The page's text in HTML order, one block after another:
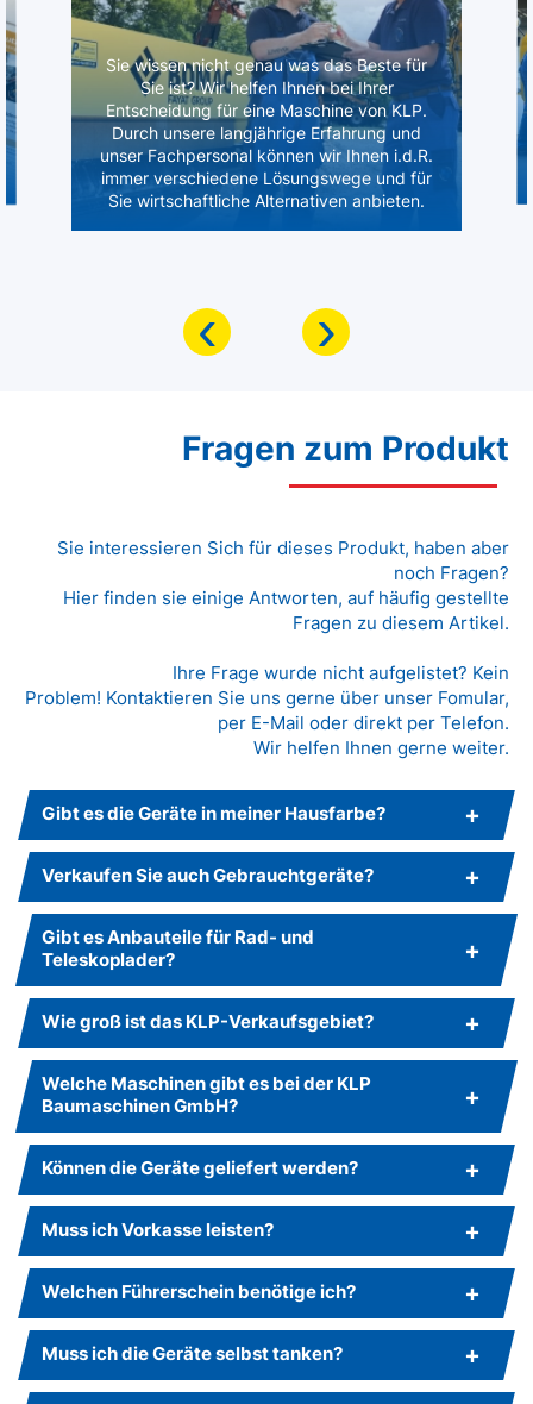
Sie wissen nicht genau was das Beste für
Sie ist? Wir helfen Ihnen bei Ihrer
Entscheidung für eine Maschine von KLP.
Durch unsere langjährige Erfahrung und
unser Fachpersonal können wir Ihnen i.d.R.
immer verschiedene Lösungswege und für
Sie wirtschaftliche Alternativen anbieten.
‹ ›
Fragen zum Produkt
Sie interessieren Sich für dieses Produkt, haben aber
noch Fragen?
Hier finden sie einige Antworten, auf häufig gestellte
Fragen zu diesem Artikel.
Ihre Frage wurde nicht aufgelistet? Kein
Problem! Kontaktieren Sie uns gerne über unser Fomular,
per E-Mail oder direkt per Telefon.
Wir helfen Ihnen gerne weiter.
Gibt es die Geräte in meiner Hausfarbe?
Verkaufen Sie auch Gebrauchtgeräte?
Gibt es Anbauteile für Rad- und
Teleskoplader?
Wie groß ist das KLP-Verkaufsgebiet?
Welche Maschinen gibt es bei der KLP
Baumaschinen GmbH?
Können die Geräte geliefert werden?
Muss ich Vorkasse leisten?
Welchen Führerschein benötige ich?
Muss ich die Geräte selbst tanken?